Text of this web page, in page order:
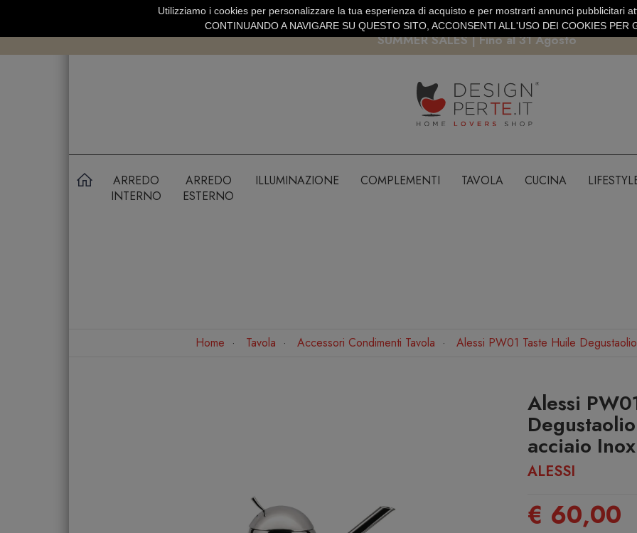
SPEDIZIONE GRATUITA SOPRA 99 EURO PAGAMENTO SICURO PAYPAL · CARTA DI CREDITO
SUMMER SALES | Fino al 31 Agosto
ARREDO
INTERNO
ARREDO
ESTERNO
ILLUMINAZIONE COMPLEMENTI TAVOLA CUCINA
Home Tavola Accessori Condimenti Tavola Alessi PW01 Taste Huile
Alessi
acciaio Inox
ALESSI
€ 60,00
Utilizziamo i cookies per personalizzare la tua esperienza di acquisto e per mostrarti annunci pubblicitari
CONTINUANDO A NAVIGARE SU QUESTO SITO, ACCONSENTI ALL'USO DEI COOKIES PER